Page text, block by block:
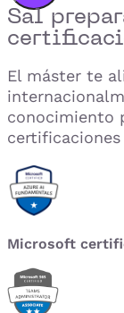
Sal
El máster te
conocimiento
certificaciones
Microsoft